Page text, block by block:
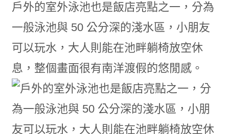
戶外的室外泳池也是飯店亮點之一，分為
一般泳池與 50 公分深的淺水區，小朋友
可以玩水，大人則能在池畔躺椅放空休
息，整個畫面很有南洋渡假的悠閒感。